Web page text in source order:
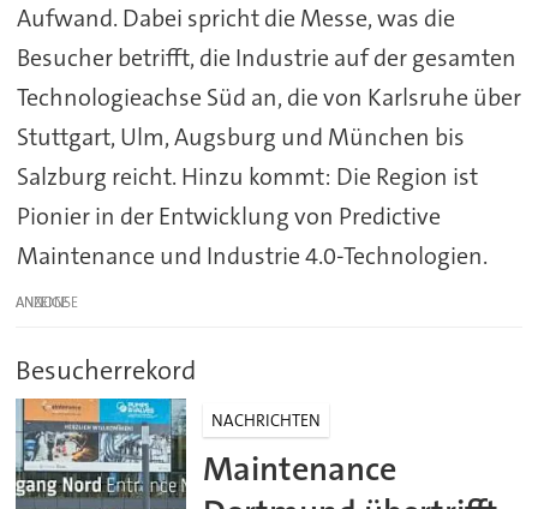
Aufwand. Dabei spricht die Messe, was die
Besucher betrifft, die Industrie auf der gesamten
Technologieachse Süd an, die von Karlsruhe über
Stuttgart, Ulm, Augsburg und München bis
Salzburg reicht. Hinzu kommt: Die Region ist
Pionier in der Entwicklung von Predictive
Maintenance und Industrie 4.0-Technologien.
ANZEIGE
Besucherrekord
NACHRICHTEN
Maintenance